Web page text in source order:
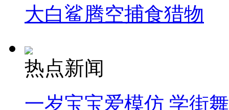
大白鲨腾空捕食猎物
热点新闻
一岁宝宝爱模仿 学街